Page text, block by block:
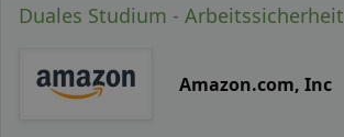
Duales Studium - Arbeitssicherheit
Amazon.com, Inc